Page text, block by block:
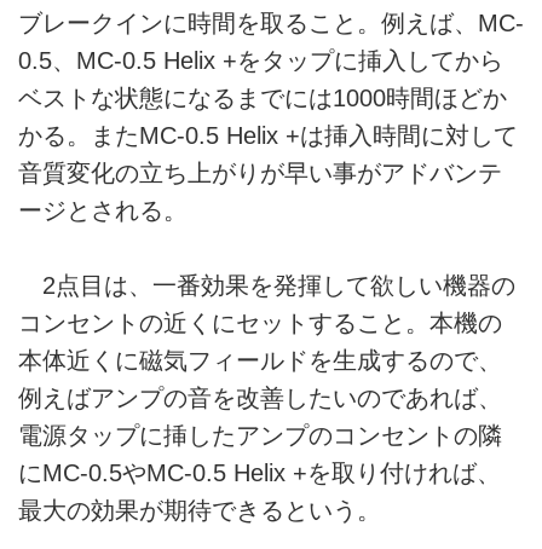
ブレークインに時間を取ること。例えば、MC-
0.5、MC-0.5 Helix +をタップに挿入してから
ベストな状態になるまでには1000時間ほどか
かる。またMC-0.5 Helix +は挿入時間に対して
音質変化の立ち上がりが早い事がアドバンテ
ージとされる。
2点目は、一番効果を発揮して欲しい機器の
コンセントの近くにセットすること。本機の
本体近くに磁気フィールドを生成するので、
例えばアンプの音を改善したいのであれば、
電源タップに挿したアンプのコンセントの隣
にMC-0.5やMC-0.5 Helix +を取り付ければ、
最大の効果が期待できるという。